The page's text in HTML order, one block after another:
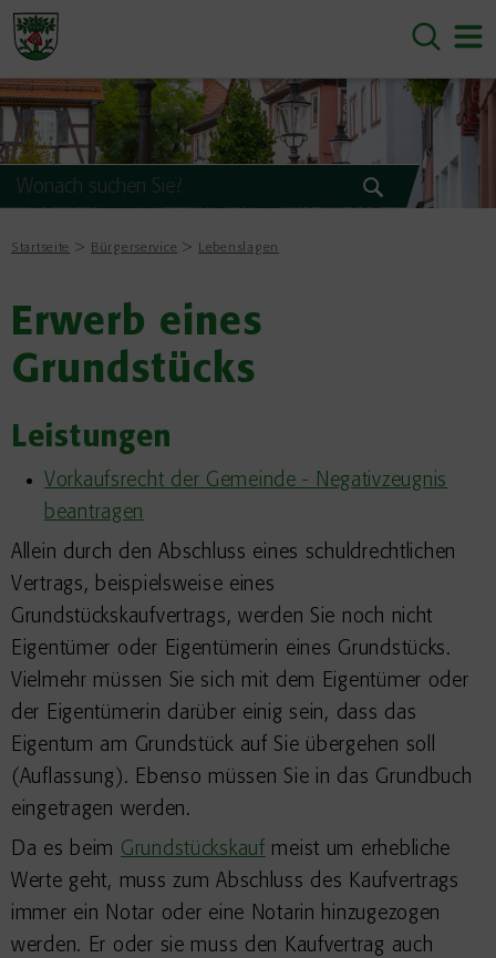
Startseite Bürgerservice Lebenslagen
Erwerb eines
Grundstücks
Leistungen
Vorkaufsrecht der Gemeinde - Negativzeugnis
beantragen
Allein durch den Abschluss eines schuldrechtlichen
Vertrags, beispielsweise eines
Grundstückskaufvertrags, werden Sie noch nicht
Eigentümer oder Eigentümerin eines Grundstücks.
Vielmehr müssen Sie sich mit dem Eigentümer oder
der Eigentümerin darüber einig sein, dass das
Eigentum am Grundstück auf Sie übergehen soll
(Auflassung). Ebenso müssen Sie in das Grundbuch
eingetragen werden.
Da es beim Grundstückskauf meist um erhebliche
Werte geht, muss zum Abschluss des Kaufvertrags
immer ein Notar oder eine Notarin hinzugezogen
werden. Er oder sie muss den Kaufvertrag auch